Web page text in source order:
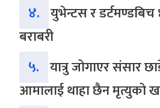
४. युभेन्टस र डर्टमण्डबिच
बराबरी
५. यात्रु जोगाएर संसार
आमालाई थाहा छैन मृत्युको